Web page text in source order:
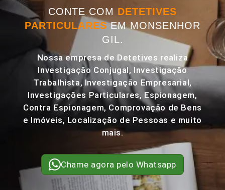
CONTE COM DETETIVES
PARTICULARESEM MONSENHOR
GIL.
Nossa empresa de Detetives realiza
Investigação Conjugal, Investigação
Trabalhista, Investigação Empresarial,
Investigações Particulares, Espionagem,
Contra Espionagem, Comprovação de Bens
e Imóveis, Localização de Pessoas e muito
mais.
Chame agora pelo Whatsapp